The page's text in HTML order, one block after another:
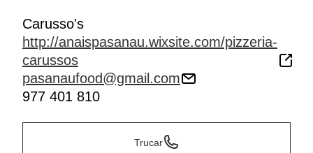
Carusso's
http://anaispasanau.wixsite.com/pizzeria-
carussos
pasanaufood@gmail.com
977 401 810
Trucar